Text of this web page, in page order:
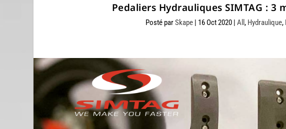
Pedaliers Hydrauliques SIMTAG : 3
Posté parSkape | 16 Oct 2020 |All, Hydraulique,